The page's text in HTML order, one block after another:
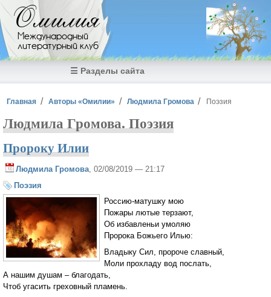
Перейти к основному содержанию
Омилия
Международный
литературный клуб
☰ Разделы сайта
Вы здесь
Главная Авторы «Омилии» Людмила Громова Поэзия
Людмила Громова. Поэзия
Пророку Илии
Людмила Громова , 02/08/2019 — 21:17
Поэзия
Россию-матушку мою
Пожары лютые терзают,
Об избавленьи умоляю
Пророка Божьего Илью:
Владыку Сил, пророче славный,
Моли прохладу вод послать,
А нашим душам – благодать,
Чтоб угасить греховный пламень.